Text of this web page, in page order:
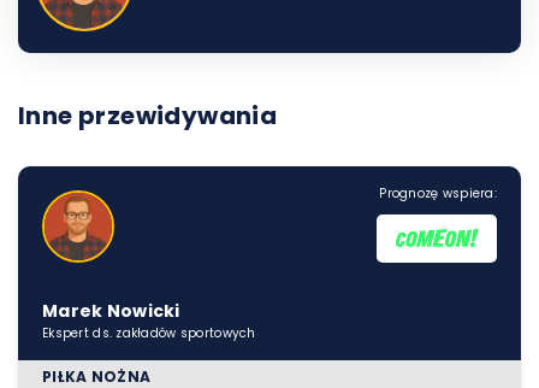
Inne przewidywania
Prognozę wspiera:
Marek Nowicki
Ekspert ds. zakładów sportowych
PIŁKA NOŻNA